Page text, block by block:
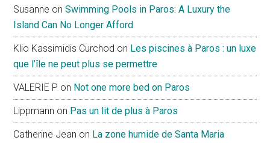
Susanne onSwimming Pools in Paros: A Luxury the
Island Can No Longer Afford
Klio Kassimidis Curchod on Les piscines à Paros : un luxe
que l’île ne peut plus se permettre
VALERIE P on Not one more bed on Paros
Lippmann on Pas un lit de plus à Paros
Catherine Jean on La zone humide de Santa Maria